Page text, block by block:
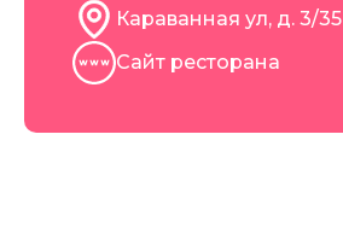
Караванная ул, д. 3/35
Сайт ресторана